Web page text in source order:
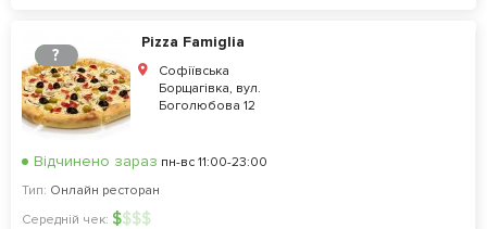
?
Pizza Famiglia
Софіївська
Борщагівка, вул.
Боголюбова 12
Відчинено зараз пн-вс 11:00-23:00
Тип: Онлайн ресторан
Середній чек: $$$$